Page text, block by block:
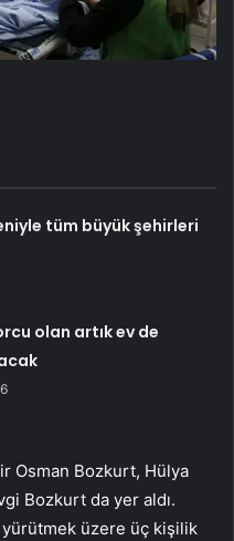
tüm büyük şehirleri
olan artık ev de
Osman Bozkurt, Hülya
Bozkurt da yer aldı.
üzere üç kişilik